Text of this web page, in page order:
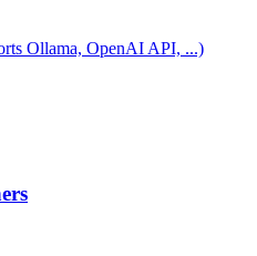
Ollama, OpenAI API, ...)